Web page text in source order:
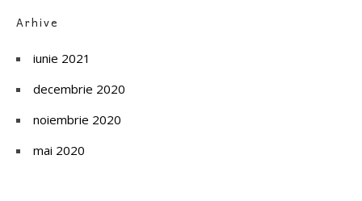
Arhive
iunie 2021
decembrie 2020
noiembrie 2020
mai 2020